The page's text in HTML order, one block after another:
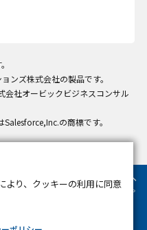
ンズ株式会社の製品です。
会社オービックビジネスコンサル
の商標です。
より、クッキーの利用に同意
情報が保存される、またはブラウ
あります。情報の主な保存先は
特定できる情報が保存されること
ナライズに使われることはあり
の権利を尊重しており、一部の
う配慮しています。各カテゴリを
関する詳細を確認し、当サイトに
だし、一部の Cookie を無効化し
影響が出る可能性があります。詳